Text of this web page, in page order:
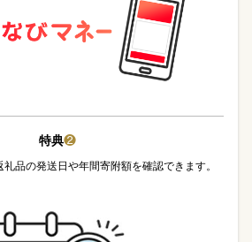
特典❷
品の発送日や年間寄附額を確認できます。